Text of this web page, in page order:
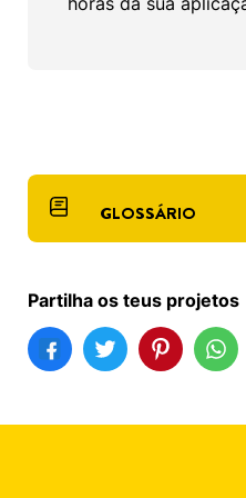
GLOSSÁRIO
Partilha os teus projetos